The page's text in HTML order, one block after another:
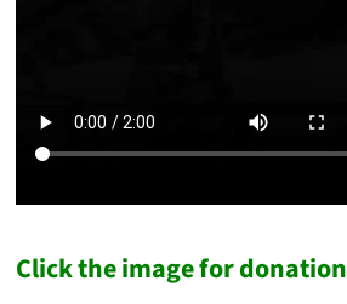
Click the image for donation